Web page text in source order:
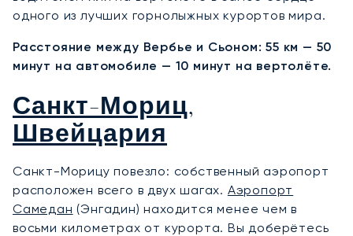
одного из лучших горнолыжных курортов мира.
Расстояние между Вербье и Сьоном: 55 км — 50
минут на автомобиле — 10 минут на вертолёте.
Санкт-Мориц,
Швейцария
Санкт-Морицу повезло: собственный аэропорт
расположен всего в двух шагах. Аэропорт
Самедан (Энгадин) находится менее чем в
восьми километрах от курорта. Вы доберётесь